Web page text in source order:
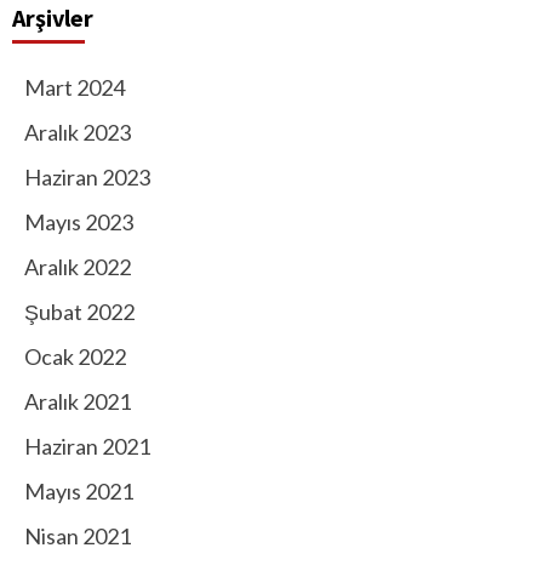
Arşivler
Mart 2024
Aralık 2023
Haziran 2023
Mayıs 2023
Aralık 2022
Şubat 2022
Ocak 2022
Aralık 2021
Haziran 2021
Mayıs 2021
Nisan 2021